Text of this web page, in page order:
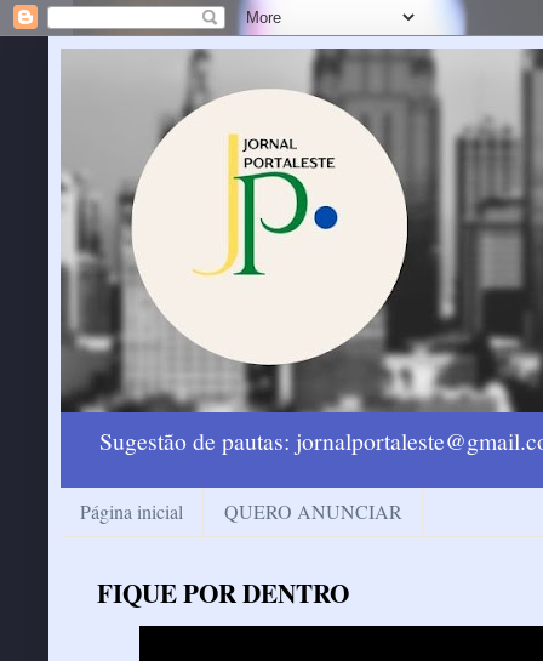
Sugestão de pautas:
Página inicial QUERO ANUNCIAR
FIQUE POR DENTRO